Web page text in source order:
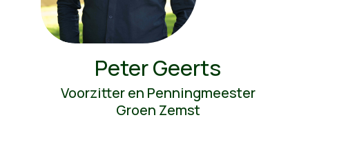
Peter Geerts
Voorzitter en Penningmeester
Groen Zemst